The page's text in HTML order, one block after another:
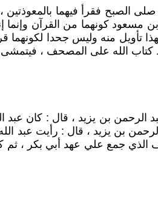
فقرأ فيهما بالمعوذتين
كونهما من القرآن وإنما
تأويل منه وليس جحدا لكونهما
الله على المصحف ، فيتمشى
بن يزيد ، قال : كان عبد
بن يزيد ، قال : رأيت عبد
الذي جمع علي عهد أبي بكر ،